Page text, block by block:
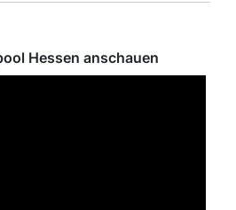
Hessen anschauen